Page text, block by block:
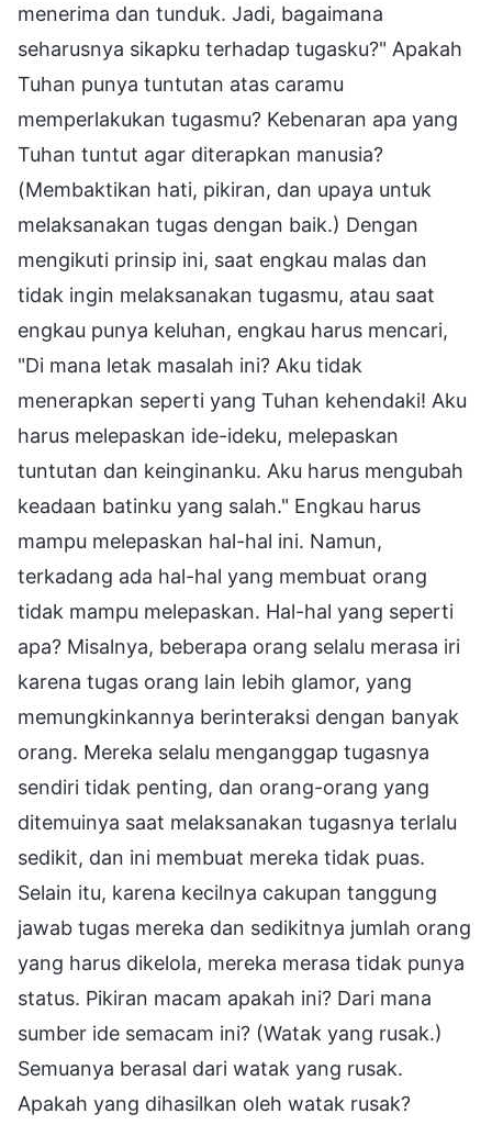
menerima dan tunduk. Jadi, bagaimana
seharusnya sikapku terhadap tugasku?" Apakah
Tuhan punya tuntutan atas caramu
memperlakukan tugasmu? Kebenaran apa yang
Tuhan tuntut agar diterapkan manusia?
(Membaktikan hati, pikiran, dan upaya untuk
melaksanakan tugas dengan baik.) Dengan
mengikuti prinsip ini, saat engkau malas dan
tidak ingin melaksanakan tugasmu, atau saat
engkau punya keluhan, engkau harus mencari,
"Di mana letak masalah ini? Aku tidak
menerapkan seperti yang Tuhan kehendaki! Aku
harus melepaskan ide-ideku, melepaskan
tuntutan dan keinginanku. Aku harus mengubah
keadaan batinku yang salah." Engkau harus
mampu melepaskan hal-hal ini. Namun,
terkadang ada hal-hal yang membuat orang
tidak mampu melepaskan. Hal-hal yang seperti
apa? Misalnya, beberapa orang selalu merasa iri
karena tugas orang lain lebih glamor, yang
memungkinkannya berinteraksi dengan banyak
orang. Mereka selalu menganggap tugasnya
sendiri tidak penting, dan orang-orang yang
ditemuinya saat melaksanakan tugasnya terlalu
sedikit, dan ini membuat mereka tidak puas.
Selain itu, karena kecilnya cakupan tanggung
jawab tugas mereka dan sedikitnya jumlah orang
yang harus dikelola, mereka merasa tidak punya
status. Pikiran macam apakah ini? Dari mana
sumber ide semacam ini? (Watak yang rusak.)
Semuanya berasal dari watak yang rusak.
Apakah yang dihasilkan oleh watak rusak?